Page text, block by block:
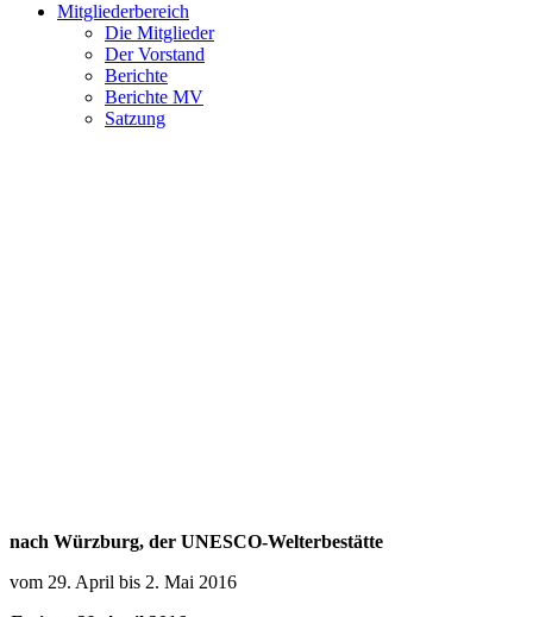
Mitgliederbereich
Die Mitglieder
Der Vorstand
Berichte
Berichte MV
Satzung
nach Würzburg, der UNESCO-Welterbestätte
vom 29. April bis 2. Mai 2016